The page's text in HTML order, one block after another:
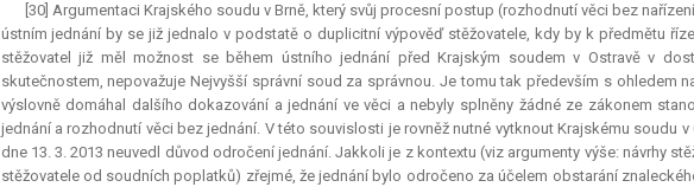
[30] Argumentaci Krajského soudu v Brně, který svůj procesní postup (rozhodnutí věci bez
ústním jednání by se již jednalo v podstatě o duplicitní výpověď stěžovatele, kdy by k předmětu
stěžovatel již měl možnost se během ústního jednání před Krajským soudem v Ostravě v
skutečnostem, nepovažuje Nejvyšší správní soud za správnou. Je tomu tak především s ohledem
výslovně domáhal dalšího dokazování a jednání ve věci a nebyly splněny žádné ze zákonem
jednání a rozhodnutí věci bez jednání. V této souvislosti je rovněž nutné vytknout Krajskému soudu
dne 13. 3. 2013 neuvedl důvod odročení jednání. Jakkoli je z kontextu (viz argumenty výše: návrhy
stěžovatele od soudních poplatků) zřejmé, že jednání bylo odročeno za účelem obstarání